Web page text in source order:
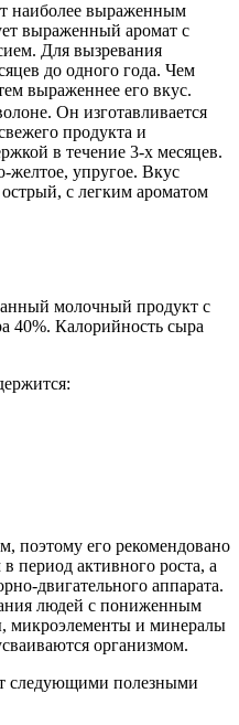
наиболее выраженным
выраженный аромат с
Для вызревания
до одного года. Чем
выраженнее его вкус.
Он изготавливается
продукта и
в течение 3-х месяцев.
желтое, упругое. Вкус
с легким ароматом
молочный продукт с
40%. Калорийность сыра
поэтому его рекомендовано
период активного роста, а
двигательного аппарата.
людей с пониженным
микроэлементы и минералы
организмом.
следующими полезными